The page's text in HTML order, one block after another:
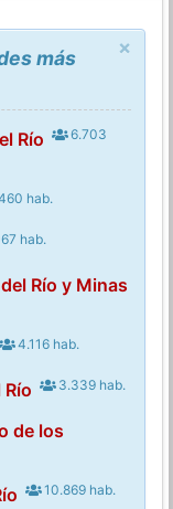
×
más
Río
6.703
hab.
hab.
Río y Minas
4.116 hab.
3.339 hab.
de los
10.869 hab.